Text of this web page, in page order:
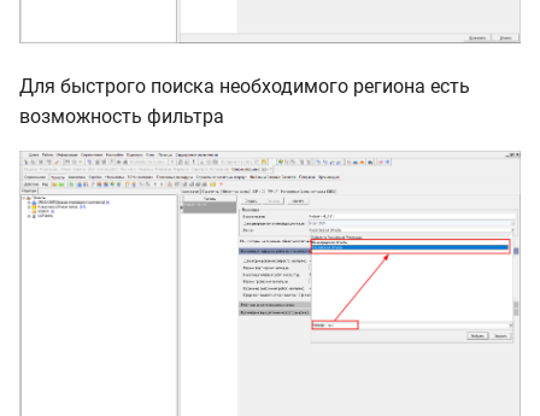
Для быстрого поиска необходимого региона есть
возможность фильтра